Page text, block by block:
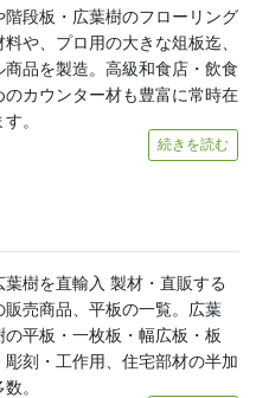
階段板・広葉樹のフローリング
や、プロ用の大きな俎板迄、
商品を製造。高級和食店・飲食
のカウンター材も豊富に常時在
。
続きを読む
葉樹を直輸入 製材・直販する
販売商品、平板の一覧。広葉
の平板・一枚板・幅広板・板
彫刻・工作用、住宅部材の半加
。